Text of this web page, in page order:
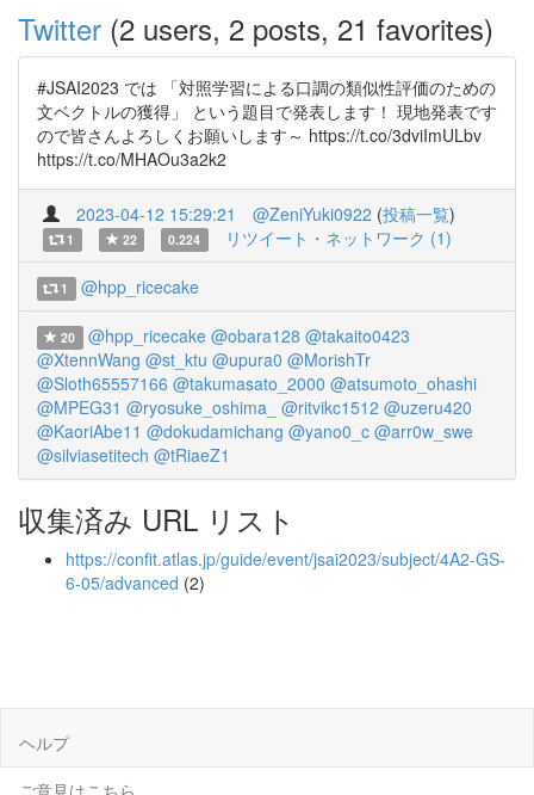
Twitter (2 users, 2 posts, 21 favorites)
#JSAI2023 では 「対照学習による口調の類似性評価のための
文ベクトルの獲得」 という題目で発表します！ 現地発表です
ので皆さんよろしくお願いします～ https://t.co/3dviImULbv
https://t.co/MHAOu3a2k2
2023-04-12 15:29:21 @ZeniYuki0922 (投稿一覧)
1 22 0.224 リツイート・ネットワーク (1)
1 @hpp_ricecake
20 @hpp_ricecake @obara128 @takaito0423
@XtennWang @st_ktu @upura0 @MorishTr
@Sloth65557166 @takumasato_2000 @atsumoto_ohashi
@MPEG31 @ryosuke_oshima_ @ritvikc1512 @uzeru420
@KaoriAbe11 @dokudamichang @yano0_c @arr0w_swe
@silviasetitech @tRiaeZ1
収集済み URL リスト
https://confit.atlas.jp/guide/event/jsai2023/subject/4A2-GS-
6-05/advanced (2)
ヘルプ
ご意見はこちら